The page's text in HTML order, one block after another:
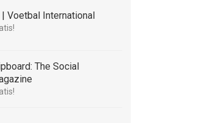
Voetbal International
The Social